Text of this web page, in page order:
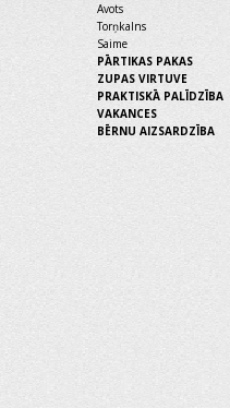
Avots
Torņkalns
Saime
PĀRTIKAS PAKAS
ZUPAS VIRTUVE
PRAKTISKĀ PALĪDZĪBA
VAKANCES
BĒRNU AIZSARDZĪBA